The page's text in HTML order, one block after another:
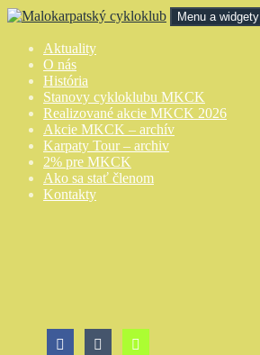
Preskočiť
obsah
Malokarpatský cykloklub
Menu a widgety
Aktuality
O nás
História
Stanovy cykloklubu MKCK
Realizované akcie MKCK 2026
Akcie MKCK – archív
Karpaty Tour – archiv
2% pre MKCK
Ako sa stať členom
Kontakty